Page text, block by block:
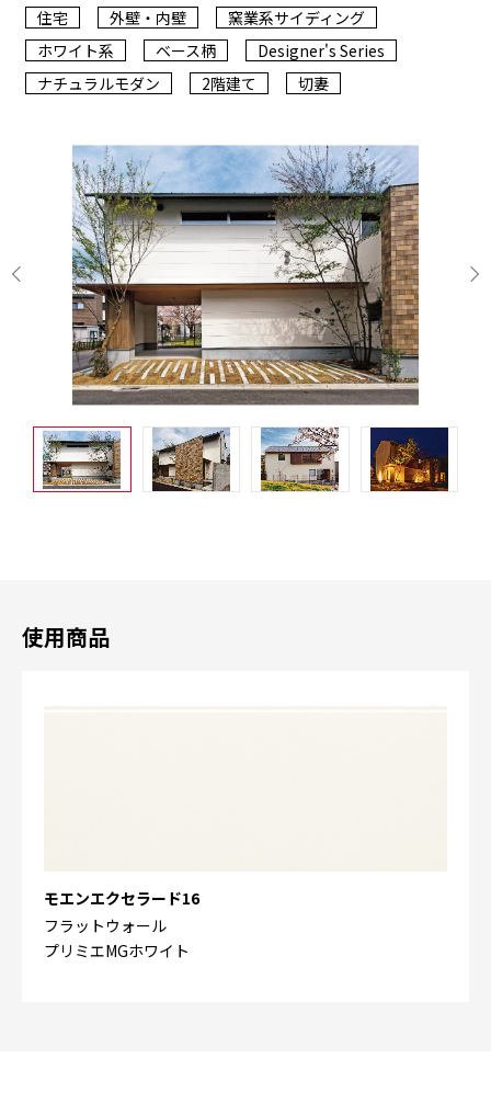
住宅
外壁・内壁
窯業系サイディング
ホワイト系
ベース柄
Designer's Series
ナチュラルモダン
2階建て 切妻
使用商品
モエンエクセラード16
フラットウォール
プリミエMGホワイト